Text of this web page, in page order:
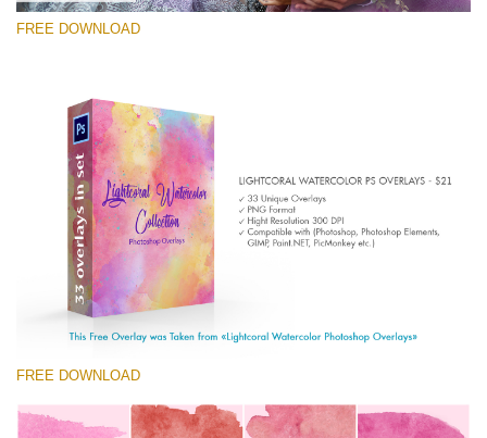
Large 6000*4000px
Large 6000*4000px
Entire Collection
(1783 Overlays)
Large 6000*4000px
無料ダウンロード
FREE DOWNLOAD
FREE DOWNLOAD